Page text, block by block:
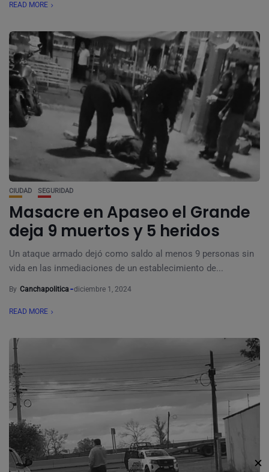
READ MORE
CIUDAD SEGURIDAD
Masacre en Apaseo el Grande
deja 9 muertos y 5 heridos
Un ataque armado dejó como saldo al menos 9 personas sin
vida en las inmediaciones de un establecimiento de...
By Canchapolitica diciembre 1, 2024
READ MORE
✕